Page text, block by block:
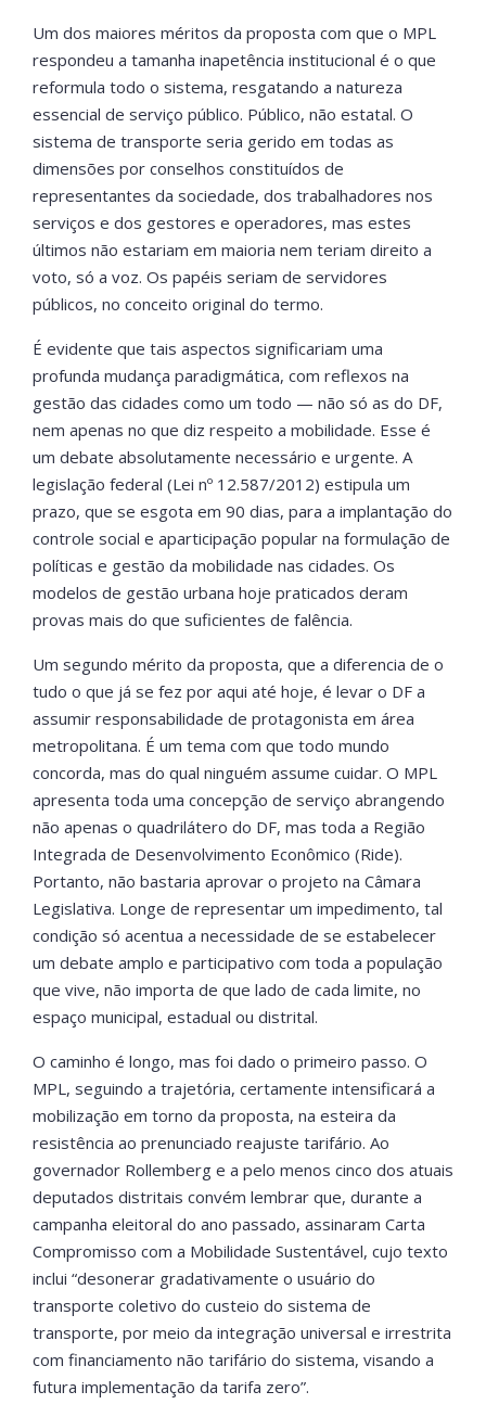
Um dos maiores méritos da proposta com que o MPL
respondeu a tamanha inapetência institucional é o que
reformula todo o sistema, resgatando a natureza
essencial de serviço público. Público, não estatal. O
sistema de transporte seria gerido em todas as
dimensões por conselhos constituídos de
representantes da sociedade, dos trabalhadores nos
serviços e dos gestores e operadores, mas estes
últimos não estariam em maioria nem teriam direito a
voto, só a voz. Os papéis seriam de servidores
públicos, no conceito original do termo.
É evidente que tais aspectos significariam uma
profunda mudança paradigmática, com reflexos na
gestão das cidades como um todo — não só as do DF,
nem apenas no que diz respeito a mobilidade. Esse é
um debate absolutamente necessário e urgente. A
legislação federal (Lei nº 12.587/2012) estipula um
prazo, que se esgota em 90 dias, para a implantação do
controle social e aparticipação popular na formulação de
políticas e gestão da mobilidade nas cidades. Os
modelos de gestão urbana hoje praticados deram
provas mais do que suficientes de falência.
Um segundo mérito da proposta, que a diferencia de o
tudo o que já se fez por aqui até hoje, é levar o DF a
assumir responsabilidade de protagonista em área
metropolitana. É um tema com que todo mundo
concorda, mas do qual ninguém assume cuidar. O MPL
apresenta toda uma concepção de serviço abrangendo
não apenas o quadrilátero do DF, mas toda a Região
Integrada de Desenvolvimento Econômico (Ride).
Portanto, não bastaria aprovar o projeto na Câmara
Legislativa. Longe de representar um impedimento, tal
condição só acentua a necessidade de se estabelecer
um debate amplo e participativo com toda a população
que vive, não importa de que lado de cada limite, no
espaço municipal, estadual ou distrital.
O caminho é longo, mas foi dado o primeiro passo. O
MPL, seguindo a trajetória, certamente intensificará a
mobilização em torno da proposta, na esteira da
resistência ao prenunciado reajuste tarifário. Ao
governador Rollemberg e a pelo menos cinco dos atuais
deputados distritais convém lembrar que, durante a
campanha eleitoral do ano passado, assinaram Carta
Compromisso com a Mobilidade Sustentável, cujo texto
inclui “desonerar gradativamente o usuário do
transporte coletivo do custeio do sistema de
transporte, por meio da integração universal e irrestrita
com financiamento não tarifário do sistema, visando a
futura implementação da tarifa zero”.